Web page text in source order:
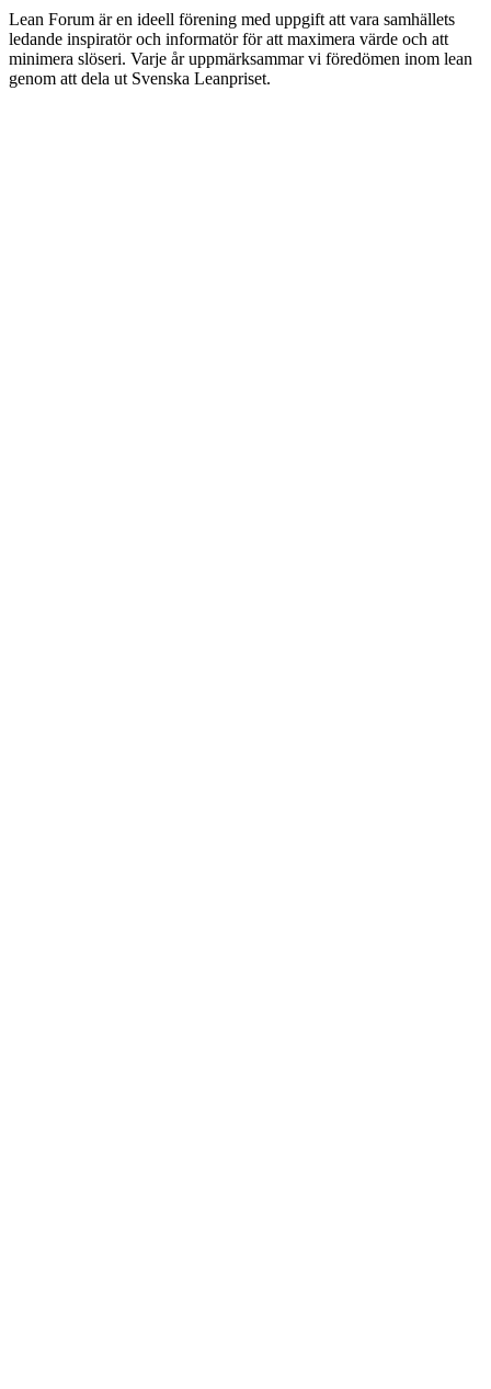
Lean Forum är en ideell förening med uppgift att vara samhällets
ledande inspiratör och informatör för att maximera värde och att
minimera slöseri. Varje år uppmärksammar vi föredömen inom lean
genom att dela ut Svenska Leanpriset.